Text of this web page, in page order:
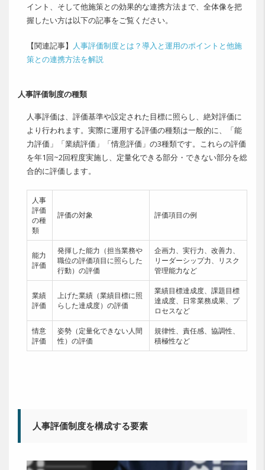
イント、そして他施策との効果的な連携方法まで、全体像を把
握したい方は以下の記事をご覧ください。
【関連記事】 人事評価制度とは？導入と運用のポイントと他施
策との連携方法を解説
人事評価制度の種類
人事評価は、評価基準や設定された目標に照らし、絶対評価に
より行われます。実際に運用する評価の種類は一般的に、「能
力評価」「業績評価」「情意評価」の3種類です。これらの評価
を年1回~2回程度実施し、定量化できる部分・できない部分を総
合的に評価します。
人事
評価
の種
類
評価の対象 評価項目の例
能力
評価
発揮した能力（担当業務や
職位の評価項目に照らした
行動）の評価
企画力、実行力、改善力、
リーダーシップ力、リスク
管理能力など
業績
評価
上げた業績（業績目標に照
らした達成度）の評価
業績目標達成度、課題目標
達成度、日常業務成果、プ
ロセスなど
情意
評価
姿勢（定量化できない人間
性）の評価
規律性、責任感、協調性、
積極性など
人事評価制度を構成する要素